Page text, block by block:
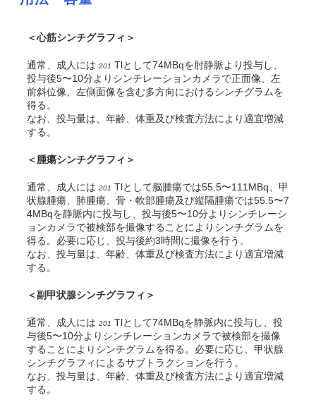
＜心筋シンチグラフィ＞
通常、成人には 201 Tlとして74MBqを肘静脈より投与し、
投与後5〜10分よりシンチレーションカメラで正面像、左
前斜位像、左側面像を含む多方向におけるシンチグラムを
得る。
なお、投与量は、年齢、体重及び検査方法により適宜増減
する。
＜腫瘍シンチグラフィ＞
通常、成人には 201 Tlとして脳腫瘍では55.5〜111MBq、甲
状腺腫瘍、肺腫瘍、骨・軟部腫瘍及び縦隔腫瘍では55.5〜7
4MBqを静脈内に投与し、投与後5〜10分よりシンチレーシ
ョンカメラで被検部を撮像することによりシンチグラムを
得る。必要に応じ、投与後約3時間に撮像を行う。
なお、投与量は、年齢、体重及び検査方法により適宜増減
する。
＜副甲状腺シンチグラフィ＞
通常、成人には 201 Tlとして74MBqを静脈内に投与し、投
与後5〜10分よりシンチレーションカメラで被検部を撮像
することによりシンチグラムを得る。必要に応じ、甲状腺
シンチグラフィによるサブトラクションを行う。
なお、投与量は、年齢、体重及び検査方法により適宜増減
する。